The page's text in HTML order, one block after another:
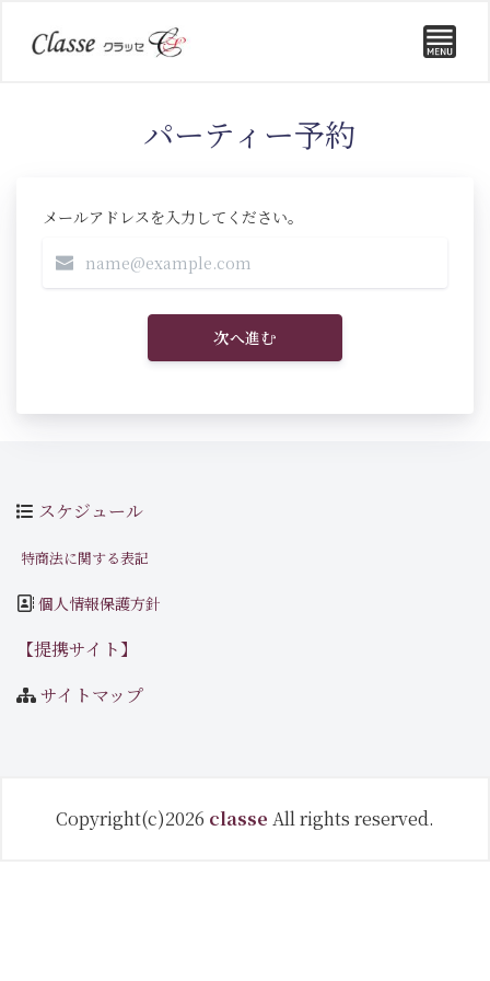
パーティー予約
メールアドレスを入力してください。
次へ進む
スケジュール
特商法に関する表記
個人情報保護方針
【提携サイト】
サイトマップ
Copyright(c)2026 classe All rights reserved.